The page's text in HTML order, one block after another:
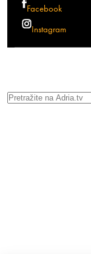
Facebook
Instagram
Search